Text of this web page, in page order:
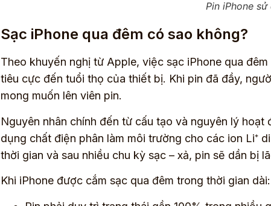
Pin iPhone
Sạc iPhone qua đêm có sao không?
Theo khuyến nghị từ Apple, việc sạc iPhone qua
tiêu cực đến tuổi thọ của thiết bị. Khi pin đã đầy,
mong muốn lên viên pin.
Nguyên nhân chính đến từ cấu tạo và nguyên lý
dụng chất điện phân làm môi trường cho các ion Li⁺
thời gian và sau nhiều chu kỳ sạc – xả, pin sẽ dần bị
Khi iPhone được cắm sạc qua đêm trong thời gian dài: